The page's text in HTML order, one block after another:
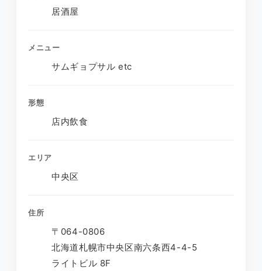
居酒屋
メニュー
サムギョプサル etc
形態
店内飲食
エリア
中央区
住所
〒064-0806
北海道札幌市中央区南六条西4-4-5
ライトビル 8F